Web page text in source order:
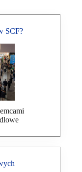
SCF?